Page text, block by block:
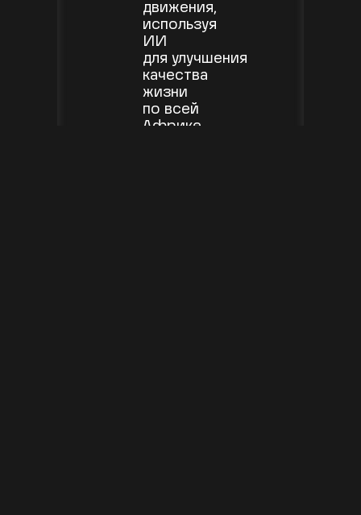
движения,
используя
ИИ
для улучшения
качества
жизни
по всей
Африке.